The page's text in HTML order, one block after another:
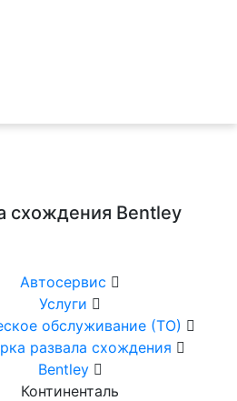
схождения Bentley
Автосервис
Услуги
обслуживание (ТО)
развала схождения
Bentley
Континенталь